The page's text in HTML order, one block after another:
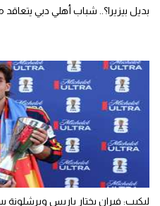
بديل بيزيرا؟.. شباب أهلي دبي يتعاقد
ليكيب: فيران يختار باريس وبرشلونة